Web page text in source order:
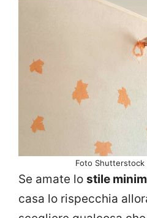
Foto Shutterstock
Se amate lo stile
casa lo rispecchia